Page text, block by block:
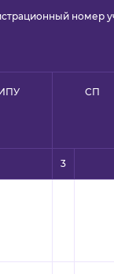
номер
СП
3